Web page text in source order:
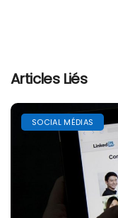
Articles Liés
SOCIAL MÉDIAS